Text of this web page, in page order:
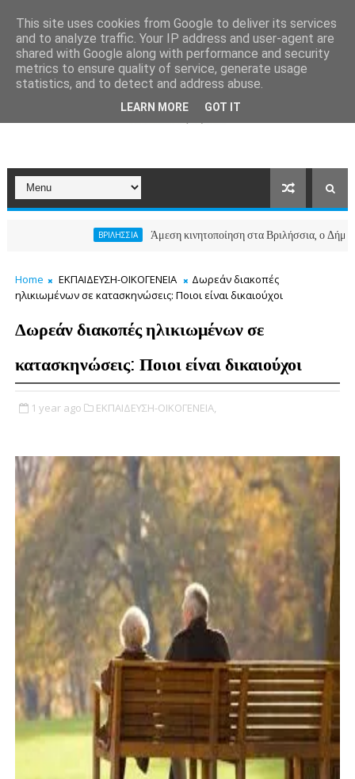
Άμεση κινητοποίηση στα Βριλήσσια, ο Δήμος ανοίγει
Home ΕΚΠΑΙΔΕΥΣΗ-ΟΙΚΟΓΕΝΕΙΑ
Δωρεάν διακοπές
ηλικιωμένων σε κατασκηνώσεις: Ποιοι είναι δικαιούχοι
Δωρεάν διακοπές ηλικιωμένων σε
κατασκηνώσεις: Ποιοι είναι δικαιούχοι
1 year ago ΕΚΠΑΙΔΕΥΣΗ-ΟΙΚΟΓΕΝΕΙΑ,
This site uses cookies from Google to deliver its services
and to analyze traffic. Your IP address and user-agent are
shared with Google along with performance and security
metrics to ensure quality of service, generate usage
statistics, and to detect and address abuse.
LEARN MORE GOT IT